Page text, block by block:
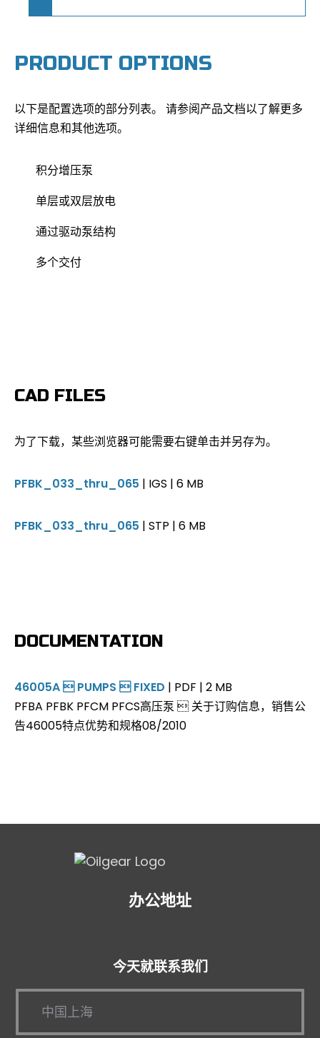
PRODUCT OPTIONS
以下是配置选项的部分列表。 请参阅产品文档以了解更多
详细信息和其他选项。
积分增压泵
单层或双层放电
通过驱动泵结构
多个交付
CAD FILES
为了下载，某些浏览器可能需要右键单击并另存为。
PFBK_033_thru_065 | IGS | 6 MB
PFBK_033_thru_065 | STP | 6 MB
DOCUMENTATION
46005A  PUMPS  FIXED | PDF | 2 MB
PFBA PFBK PFCM PFCS高压泵  关于订购信息，销售公
告46005特点优势和规格08/2010
办公地址
今天就联系我们